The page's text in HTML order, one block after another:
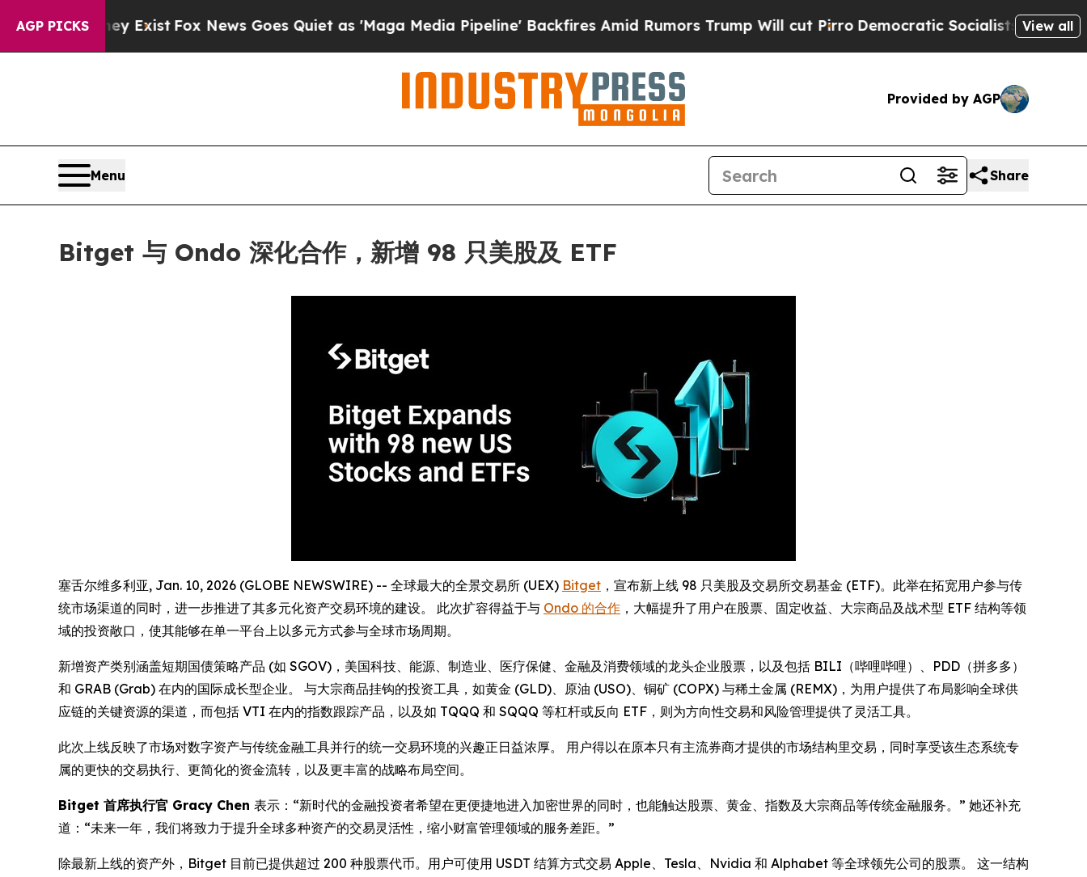
AGP PICKS
They Exist Fox News Goes Quiet as 'Maga Media Pipeline' Backfires Amid Rumors Trump Will cut Pirro Democratic Socialists of AmericaView all
Provided by AGP
Menu Share
Bitget 与 Ondo 深化合作，新增 98 只美股及 ETF
塞舌尔维多利亚, Jan. 10, 2026 (GLOBE NEWSWIRE) -- 全球最大的全景交易所 (UEX) Bitget ，宣布新上线 98 只美股及交易所交易基金 (ETF)。此举在拓宽用户参与传
统市场渠道的同时，进一步推进了其多元化资产交易环境的建设。 此次扩容得益于与 Ondo 的合作 ，大幅提升了用户在股票、固定收益、大宗商品及战术型 ETF 结构等领
域的投资敞口，使其能够在单一平台上以多元方式参与全球市场周期。
新增资产类别涵盖短期国债策略产品 (如 SGOV)，美国科技、能源、制造业、医疗保健、金融及消费领域的龙头企业股票，以及包括 BILI（哔哩哔哩）、PDD（拼多多）
和 GRAB (Grab) 在内的国际成长型企业。 与大宗商品挂钩的投资工具，如黄金 (GLD)、原油 (USO)、铜矿 (COPX) 与稀土金属 (REMX)，为用户提供了布局影响全球供
应链的关键资源的渠道，而包括 VTI 在内的指数跟踪产品，以及如 TQQQ 和 SQQQ 等杠杆或反向 ETF，则为方向性交易和风险管理提供了灵活工具。
此次上线反映了市场对数字资产与传统金融工具并行的统一交易环境的兴趣正日益浓厚。 用户得以在原本只有主流券商才提供的市场结构里交易，同时享受该生态系统专
属的更快的交易执行、更简化的资金流转，以及更丰富的战略布局空间。
Bitget 首席执行官 Gracy Chen 表示：“新时代的金融投资者希望在更便捷地进入加密世界的同时，也能触达股票、黄金、指数及大宗商品等传统金融服务。” 她还补充
道：“未来一年，我们将致力于提升全球多种资产的交易灵活性，缩小财富管理领域的服务差距。”
除最新上线的资产外，Bitget 目前已提供超过 200 种股票代币。用户可使用 USDT 结算方式交易 Apple、Tesla、Nvidia 和 Alphabet 等全球领先公司的股票。 这一结构